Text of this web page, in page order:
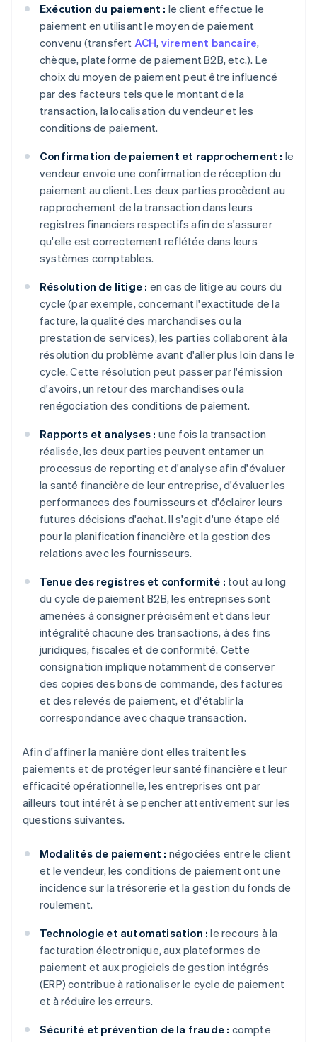
Exécution du paiement : le client effectue le
paiement en utilisant le moyen de paiement
convenu (transfert ACH, virement bancaire,
chèque, plateforme de paiement B2B, etc.). Le
choix du moyen de paiement peut être influencé
par des facteurs tels que le montant de la
transaction, la localisation du vendeur et les
conditions de paiement.
Confirmation de paiement et rapprochement : le
vendeur envoie une confirmation de réception du
paiement au client. Les deux parties procèdent au
rapprochement de la transaction dans leurs
registres financiers respectifs afin de s'assurer
qu'elle est correctement reflétée dans leurs
systèmes comptables.
Résolution de litige : en cas de litige au cours du
cycle (par exemple, concernant l'exactitude de la
facture, la qualité des marchandises ou la
prestation de services), les parties collaborent à la
résolution du problème avant d'aller plus loin dans le
cycle. Cette résolution peut passer par l'émission
d'avoirs, un retour des marchandises ou la
renégociation des conditions de paiement.
Rapports et analyses : une fois la transaction
réalisée, les deux parties peuvent entamer un
processus de reporting et d'analyse afin d'évaluer
la santé financière de leur entreprise, d'évaluer les
performances des fournisseurs et d'éclairer leurs
futures décisions d'achat. Il s'agit d'une étape clé
pour la planification financière et la gestion des
relations avec les fournisseurs.
Tenue des registres et conformité : tout au long
du cycle de paiement B2B, les entreprises sont
amenées à consigner précisément et dans leur
intégralité chacune des transactions, à des fins
juridiques, fiscales et de conformité. Cette
consignation implique notamment de conserver
des copies des bons de commande, des factures
et des relevés de paiement, et d'établir la
correspondance avec chaque transaction.
Afin d'affiner la manière dont elles traitent les
paiements et de protéger leur santé financière et leur
efficacité opérationnelle, les entreprises ont par
ailleurs tout intérêt à se pencher attentivement sur les
questions suivantes.
Modalités de paiement : négociées entre le client
et le vendeur, les conditions de paiement ont une
incidence sur la trésorerie et la gestion du fonds de
roulement.
Technologie et automatisation : le recours à la
facturation électronique, aux plateformes de
paiement et aux progiciels de gestion intégrés
(ERP) contribue à rationaliser le cycle de paiement
et à réduire les erreurs.
Sécurité et prévention de la fraude : compte